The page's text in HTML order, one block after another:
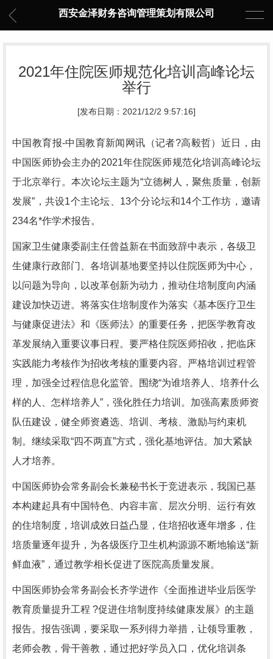
西安金泽财务咨询管理策划有限公司
2021年住院医师规范化培训高峰论坛
举行
[发布日期：2021/12/2 9:57:16]
中国教育报-中国教育新闻网讯（记者?高毅哲）近日，由
中国医师协会主办的2021年住院医师规范化培训高峰论坛
于北京举行。本次论坛主题为“立德树人，聚焦质量，创新
发展”，共设1个主论坛、13个分论坛和14个工作坊，邀请
234名*作学术报告。
国家卫生健康委副主任曾益新在书面致辞中表示，各级卫
生健康行政部门、各培训基地要坚持以住院医师为中心，
以问题为导向，以改革创新为动力，推动住培制度向内涵
建设加快迈进。将落实住培制度作为落实《基本医疗卫生
与健康促进法》和《医师法》的重要任务，把医学教育改
革发展纳入重要议事日程。要严格住院医师招收，把临床
实践能力考核作为招收考核的重要内容。严格培训过程管
理，加强全过程信息化监管。围绕“为谁培养人、培养什么
样的人、怎样培养人”，强化胜任力培训。加强高素质师资
队伍建设，健全师资遴选、培训、考核、激励与约束机
制。继续采取“四不两直”方式，强化基地评估。加大紧缺
人才培养。
中国医师协会常务副会长兼秘书长于竞进表示，我国已基
本构建起具有中国特色、内容丰富、层次分明、运行有效
的住培制度，培训成效日益凸显，住培招收逐年增多，住
培质量逐年提升，为各级医疗卫生机构源源不断地输送“新
鲜血液”，通过教学相长促进了医院高质量发展。
中国医师协会常务副会长齐学进作《全面推进毕业后医学
教育质量提升工程 ?促进住培制度持续健康发展》的主题
报告。报告强调，要采取一系列得力举措，让领导重教，
老师会教，骨干善教，通过把好学员入口，优化培训条